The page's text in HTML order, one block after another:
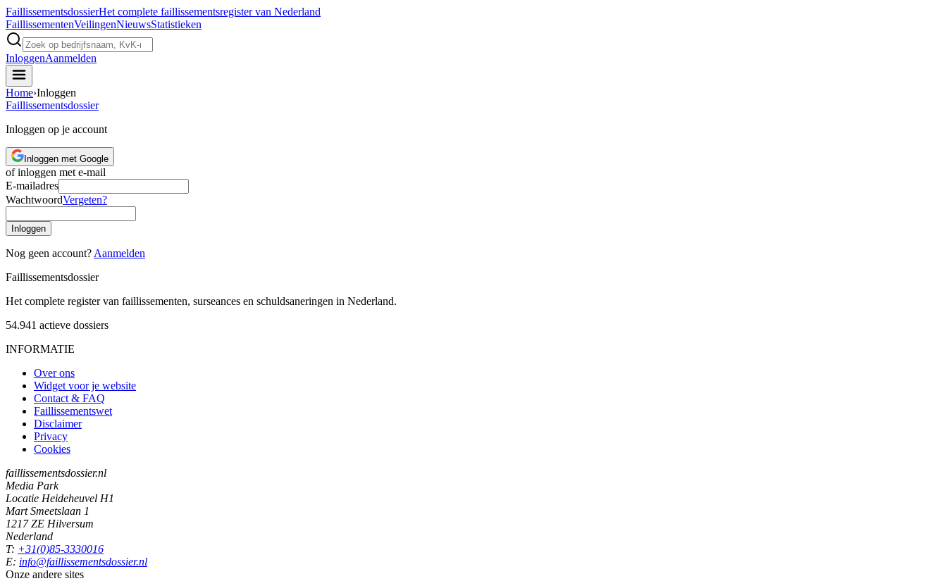
FaillissementsdossierHet complete faillissementsregister van Nederland
FaillissementenVeilingenNieuwsStatistieken
InloggenAanmelden
Home›Inloggen
Faillissementsdossier
Inloggen op je account
Inloggen met Google
of inloggen met e-mail
E-mailadres
WachtwoordVergeten?
Inloggen
Nog geen account? Aanmelden
Faillissementsdossier
Het complete register van faillissementen, surseances en schuldsaneringen in Nederland.
54.941 actieve dossiers
INFORMATIE
Over ons
Widget voor je website
Contact & FAQ
Faillissementswet
Disclaimer
Privacy
Cookies
faillissementsdossier.nl
Media Park
Locatie Heideheuvel H1
Mart Smeetslaan 1
1217 ZE Hilversum
Nederland
T: +31(0)85-3330016
E: info@faillissementsdossier.nl
Onze andere sites